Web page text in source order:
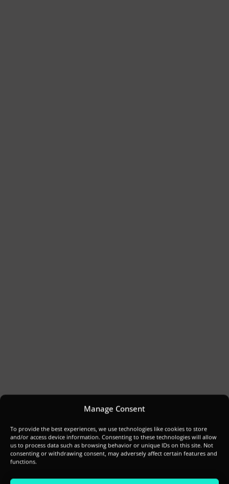
Manage Consent
To provide the best experiences, we use technologies like cookies to store
and/or access device information. Consenting to these technologies will allow
us to process data such as browsing behavior or unique IDs on this site. Not
consenting or withdrawing consent, may adversely affect certain features and
functions.